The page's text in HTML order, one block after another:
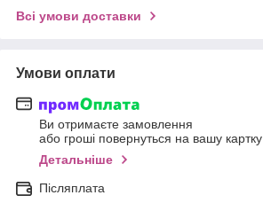
Всі умови доставки
Умови оплати
Ви отримаєте замовлення
або гроші повернуться на вашу картку
Детальніше
Післяплата